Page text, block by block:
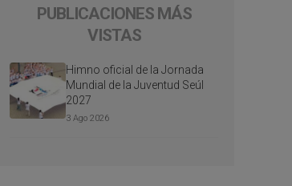
PUBLICACIONES MÁS
VISTAS
Himno oficial de la Jornada
Mundial de la Juventud Seúl
2027
3 Ago 2026